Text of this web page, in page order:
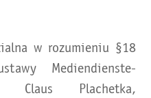
w rozumieniu §18
Mediendienste-
Claus Plachetka,